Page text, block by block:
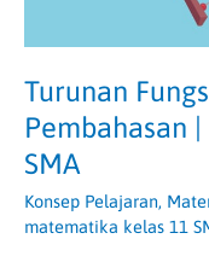
Turunan
Pembahasan
SMA
Konsep Pelajaran,
matematika kelas 11
SMA